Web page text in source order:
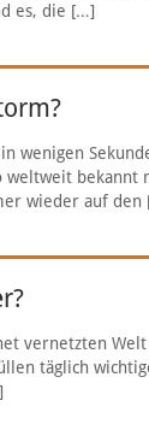
es, die […]
wenigen
weltweit bekannt
wieder auf den
vernetzten Welt
täglich